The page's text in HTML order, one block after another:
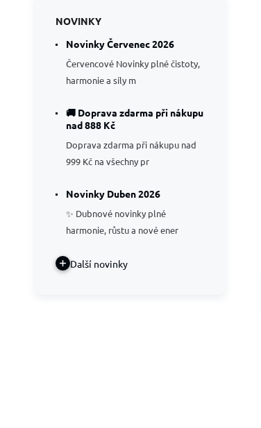
NOVINKY
Novinky Červenec 2026
Červencové Novinky plné čistoty,
harmonie a síly m
🚚 Doprava zdarma při nákupu
nad 888 Kč
Doprava zdarma při nákupu nad
999 Kč na všechny pr
Novinky Duben 2026
✨ Dubnové novinky plné
harmonie, růstu a nové ener
Další novinky